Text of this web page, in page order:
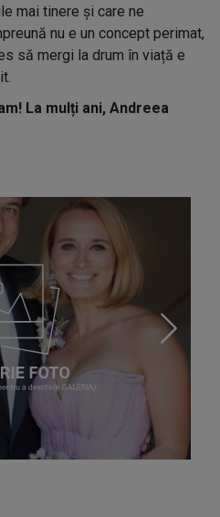
mai tinere și care ne
nu e un concept perimat,
să mergi la drum în viață e
La mulți ani, Andreea